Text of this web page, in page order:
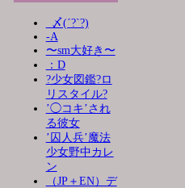
_〆(´?`?)
-A
〜sm大好き〜
：D
?少女図鑑?ロ
リスタイル?
’◯コキ’され
る彼女
’囚人兵’魔法
少女野中カレ
ン
（JP＋EN）デ